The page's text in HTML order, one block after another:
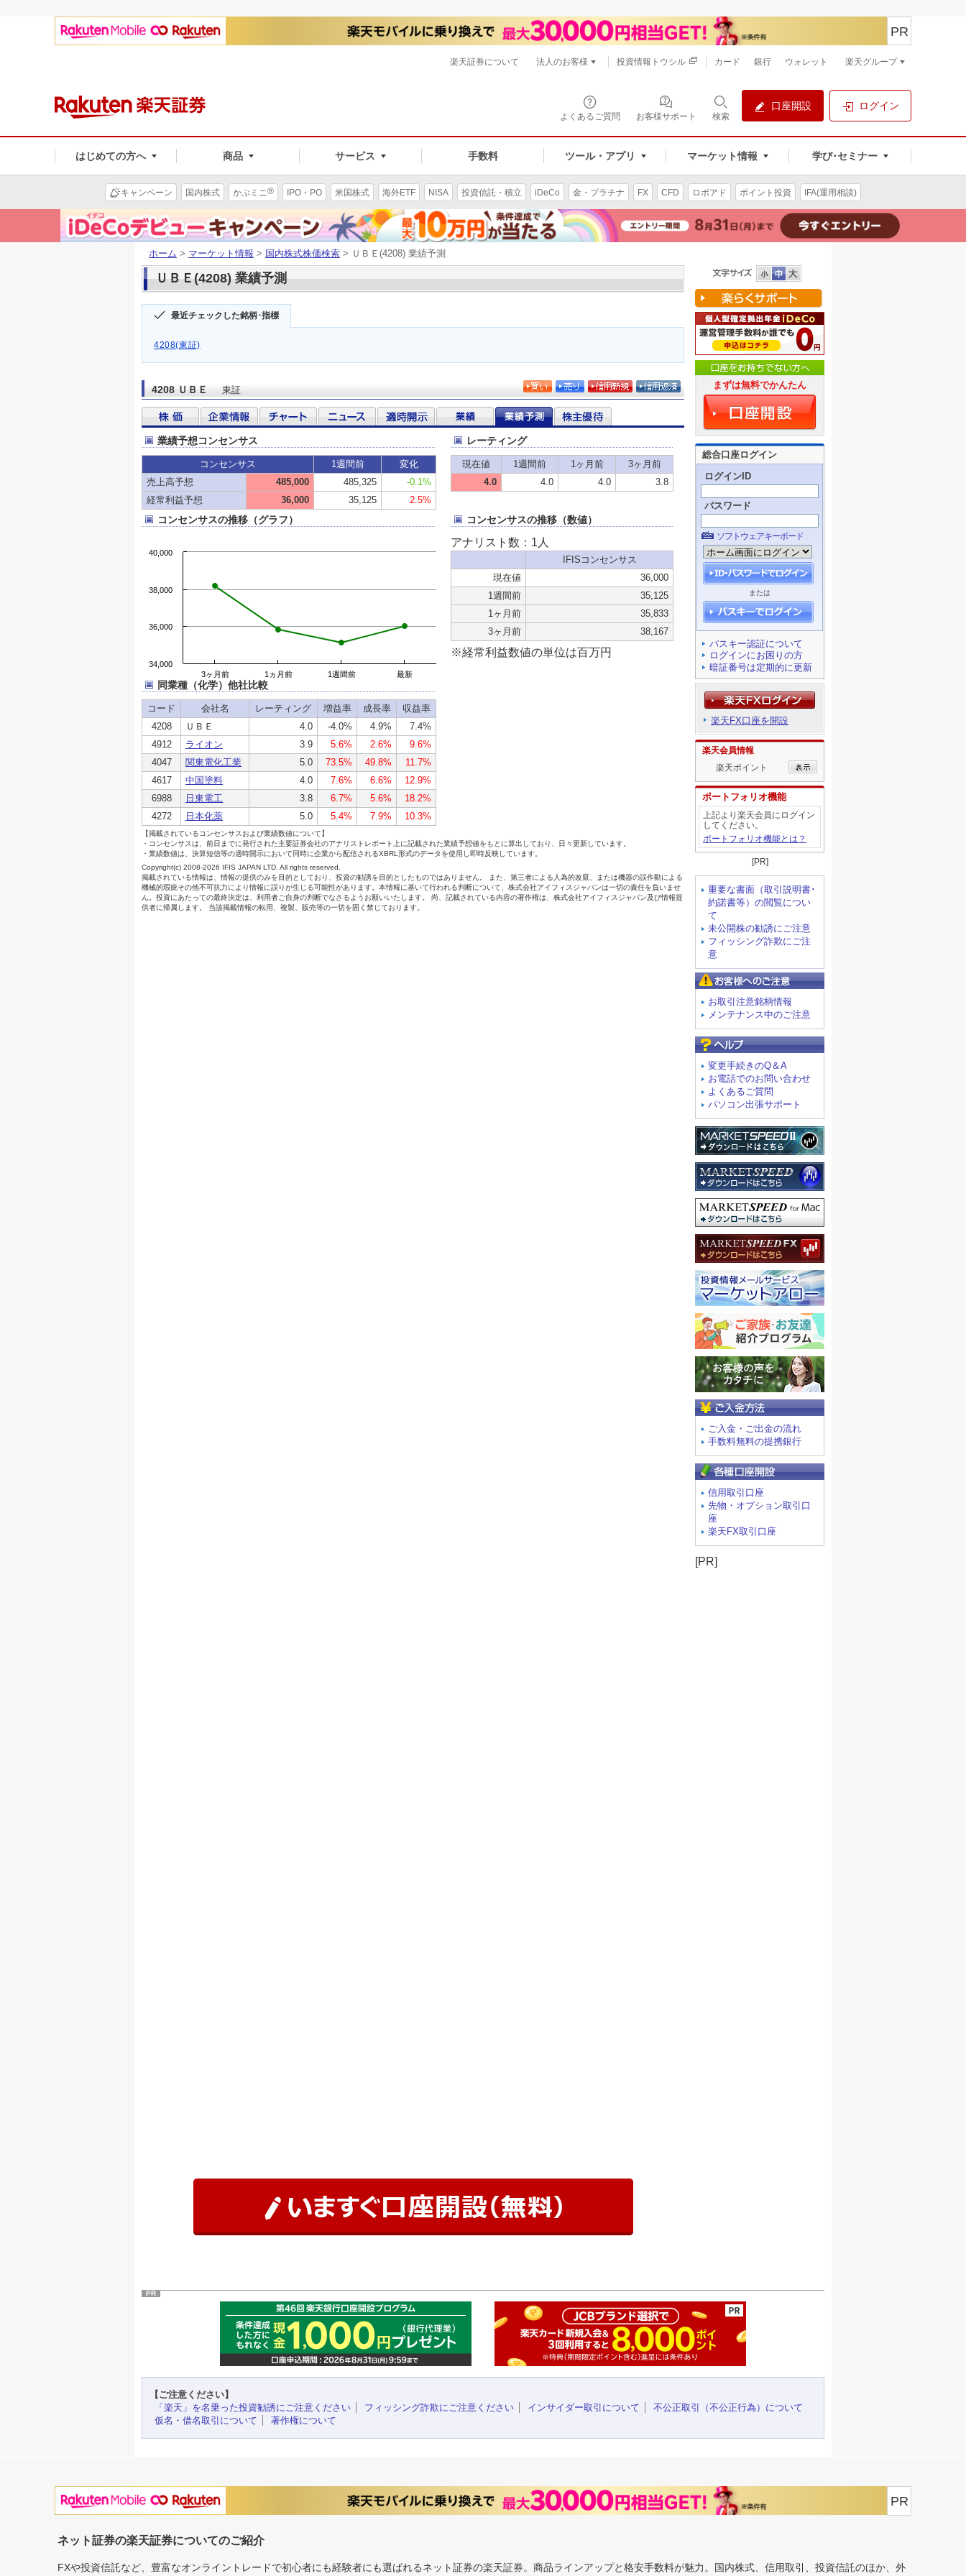
よくあるご質問 お客様サポート 検索
口座開設 ログイン
はじめての方へ 商品 サービス 手数料 ツール・アプリ マーケット情報 学び･セミナー
PR
楽天証券について 法人のお客様 投資情報トウシル カード 銀行 ウォレット 楽天グループ
キャンペーン 国内株式 かぶミニ® IPO・PO 米国株式 海外ETF NISA 投資信託・積立 iDeCo 金・プラチナ FX CFD ロボアド ポイント投資 IFA(運用相談)
ホーム > マーケット情報 > 国内株式株価検索 > ＵＢＥ(4208) 業績予測
ＵＢＥ(4208) 業績予測
最近チェックした銘柄･指標
4208(東証)
4208 ＵＢＥ 東証 まずは無料でかんたん
総合口座ログイン
ログインID
パスワード
ソフトウェアキーボード
または
パスキー認証について
ログインにお困りの方
暗証番号は定期的に更新
楽天FX口座を開設
楽天会員情報
楽天ポイント
ポートフォリオ機能
上記より楽天会員にログイン
してください。
ポートフォリオ機能とは？
[PR]
重要な書面（取引説明書･
約諾書等）の閲覧につい
て
未公開株の勧誘にご注意
フィッシング詐欺にご注
意
お取引注意銘柄情報
メンテナンス中のご注意
変更手続きのQ＆A
お電話でのお問い合わせ
よくあるご質問
パソコン出張サポート
ご入金・ご出金の流れ
手数料無料の提携銀行
信用取引口座
先物・オプション取引口
座
楽天FX取引口座
[PR]
PR
【ご注意ください】
「楽天」を名乗った投資勧誘にご注意ください
フィッシング詐欺にご注意ください インサイダー取引について
不公正取引（不公正行為）について
仮名・借名取引について
著作権について
PR
ネット証券の楽天証券についてのご紹介
FXや投資信託など、豊富なオンライントレードで初心者にも経験者にも選ばれるネット証券の楽天証券。商品ラインアップと格安手数料が魅力。国内株式、信用取引、投資信託のほか、外